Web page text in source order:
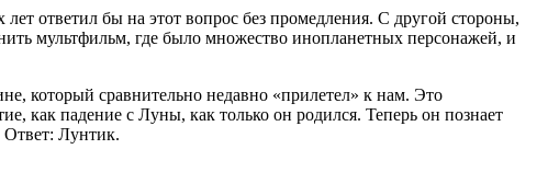
ответил бы на этот вопрос без промедления. С другой стороны,
мультфильм, где было множество инопланетных персонажей, и
который сравнительно недавно «прилетел» к нам. Это
как падение с Луны, как только он родился. Теперь он познает
Ответ: Лунтик.